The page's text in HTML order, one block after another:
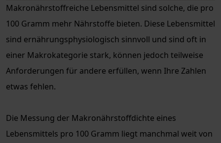
Makronährstoffreiche Lebensmittel sind solche, die pro
100 Gramm mehr Nährstoffe bieten. Diese Lebensmittel
sind ernährungsphysiologisch sinnvoll und sind oft in
einer Makrokategorie stark, können jedoch teilweise
Anforderungen für andere erfüllen, wenn Ihre Zahlen
etwas fehlen.
Die Messung der Makronährstoffdichte eines
Lebensmittels pro 100 Gramm liegt manchmal weit von